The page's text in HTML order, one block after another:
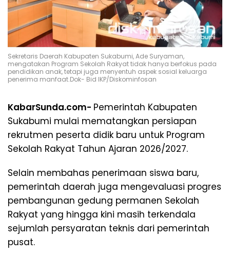
Sekretaris Daerah Kabupaten Sukabumi, Ade Suryaman,
mengatakan Program Sekolah Rakyat tidak hanya berfokus pada
pendidikan anak, tetapi juga menyentuh aspek sosial keluarga
penerima manfaat.Dok- Bid IKP/Diskominfosan
KabarSunda.com- Pemerintah Kabupaten
Sukabumi mulai mematangkan persiapan
rekrutmen peserta didik baru untuk Program
Sekolah Rakyat Tahun Ajaran 2026/2027.
Selain membahas penerimaan siswa baru,
pemerintah daerah juga mengevaluasi progres
pembangunan gedung permanen Sekolah
Rakyat yang hingga kini masih terkendala
sejumlah persyaratan teknis dari pemerintah
pusat.